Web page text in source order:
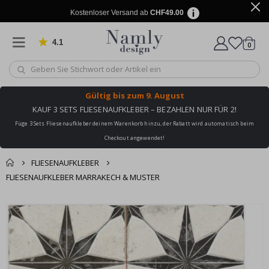
Kostenloser Versand ab CHF49.00
4.1 von 1030 Bewertungen
Wagen
0
Gültig bis zum 9. August
KAUF 3 SETS FLIESENAUFKLEBER – BEZAHLEN NUR FÜR 2!
Füge 3 Sets Fliesenaufkleber deinem Warenkorb hinzu, der Rabatt wird automatisch beim
Checkout angewendet!
FLIESENAUFKLEBER
FLIESENAUFKLEBER MARRAKECH & MUSTER
Zusammen gekaufte
Produkte
Einkaufswagen
Zur Kasse
Zum
Ende
der
Bildgalerie
springen